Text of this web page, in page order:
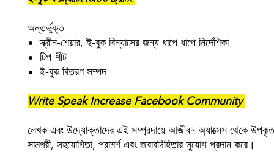
অন্তর্ভুক্ত
স্ক্রীন-শেয়ার, ই-বুক বিন্যাসের জন্য ধাপে ধাপে নির্দেশিকা
টিপ-শীট
ই-বুক বিতরণ সম্পদ
Write Speak Increase Facebook Community
লেখক এবং উদ্যোক্তাদের এই সম্প্রদায়ে আজীবন অ্যাক্সেস থেকে উপকৃত
সামগ্রী, সহযোগিতা, পরামর্শ এবং জবাবদিহিতার সুযোগ প্রদান করে।